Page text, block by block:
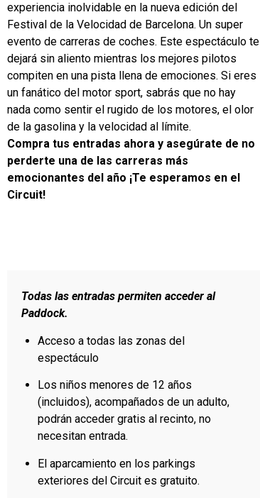
experiencia inolvidable en la nueva edición del
Festival de la Velocidad de Barcelona. Un super
evento de carreras de coches. Este espectáculo te
dejará sin aliento mientras los mejores pilotos
compiten en una pista llena de emociones. Si eres
un fanático del motor sport, sabrás que no hay
nada como sentir el rugido de los motores, el olor
de la gasolina y la velocidad al límite.
Compra tus entradas ahora y asegúrate de no
perderte una de las carreras más
emocionantes del año ¡Te esperamos en el
Circuit!
Todas las entradas permiten acceder al
Paddock.
Acceso a todas las zonas del
espectáculo
Los niños menores de 12 años
(incluidos), acompañados de un adulto,
podrán acceder gratis al recinto, no
necesitan entrada.
El aparcamiento en los parkings
exteriores del Circuit es gratuito.